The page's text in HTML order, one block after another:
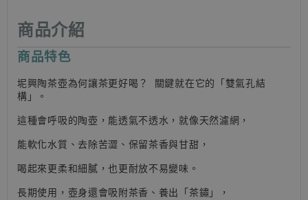
商品介紹
商品特色
坭興陶茶壺為何讓茶更好喝？ 關鍵就在它的「雙氣孔結
構」。
這種會呼吸的陶壺，能透氣不透水，就像天然濾網，
能軟化水質、去除苦澀、保留茶香與甘甜，
喝起來更柔和細膩，也更耐放不易變味。
長期使用，壺身還會吸附茶香、養出「茶鏽」，